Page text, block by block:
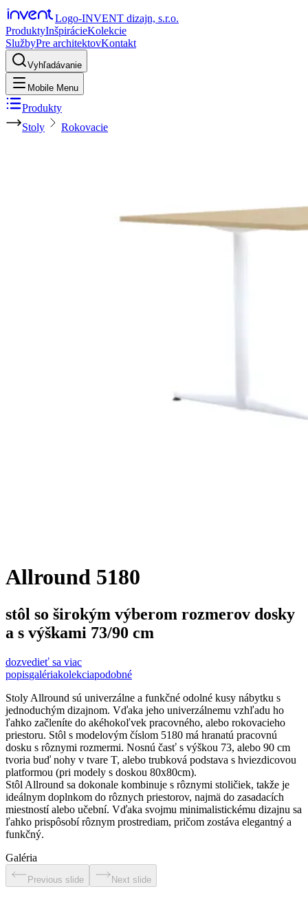
Logo-INVENT dizajn, s.r.o.
ProduktyInšpirácieKolekcie
SlužbyPre architektovKontakt
Vyhľadávanie
Mobile Menu
Produkty
Stoly
Rokovacie
Allround 5180
stôl so širokým výberom rozmerov dosky
a s výškami 73/90 cm
dozvedieť sa viac
popisgalériakolekciapodobné
Stoly Allround sú univerzálne a funkčné odolné kusy nábytku s
jednoduchým dizajnom. Vďaka jeho univerzálnemu vzhľadu ho
ľahko začleníte do akéhokoľvek pracovného, alebo rokovacieho
priestoru. Stôl s modelovým číslom 5180 má hranatú pracovnú
dosku s rôznymi rozmermi. Nosnú časť s výškou 73, alebo 90 cm
tvoria buď nohy v tvare T, alebo trubková podstava s hviezdicovou
platformou (pri modely s doskou 80x80cm).
Stôl Allround sa dokonale kombinuje s rôznymi stoličiek, takže je
ideálnym doplnkom do rôznych priestorov, najmä do zasadacích
miestností alebo učební. Vďaka svojmu minimalistickému dizajnu sa
ľahko prispôsobí rôznym prostrediam, pričom zostáva elegantný a
funkčný.
Galéria
Previous slide Next slide